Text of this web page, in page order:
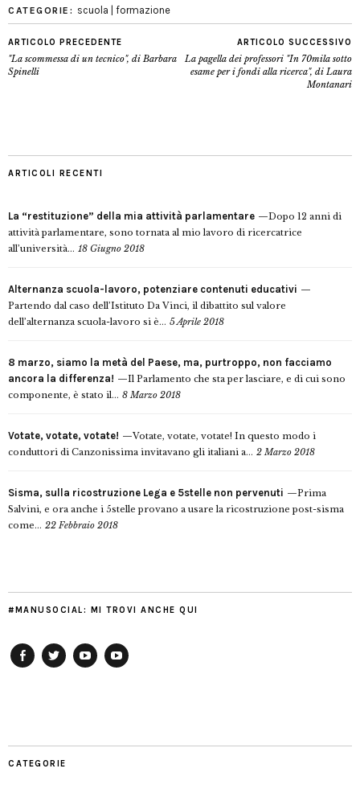
CATEGORIE: scuola | formazione
ARTICOLO PRECEDENTE
"La scommessa di un tecnico", di Barbara
Spinelli
ARTICOLO SUCCESSIVO
La pagella dei professori "In 70mila sotto
esame per i fondi alla ricerca", di Laura
Montanari
ARTICOLI RECENTI
La “restituzione” della mia attività parlamentare
Dopo 12 anni di
attività parlamentare, sono tornata al mio lavoro di ricercatrice
all’università... 18 Giugno 2018
Alternanza scuola-lavoro, potenziare contenuti educativi
Partendo dal caso dell’Istituto Da Vinci, il dibattito sul valore
dell’alternanza scuola-lavoro si è... 5 Aprile 2018
8 marzo, siamo la metà del Paese, ma, purtroppo, non facciamo
ancora la differenza!
Il Parlamento che sta per lasciare, e di cui sono
componente, è stato il... 8 Marzo 2018
Votate, votate, votate!
Votate, votate, votate! In questo modo i
conduttori di Canzonissima invitavano gli italiani a... 2 Marzo 2018
Sisma, sulla ricostruzione Lega e 5stelle non pervenuti
Prima
Salvini, e ora anche i 5stelle provano a usare la ricostruzione post-sisma
come... 22 Febbraio 2018
#MANUSOCIAL: MI TROVI ANCHE QUI
CATEGORIE